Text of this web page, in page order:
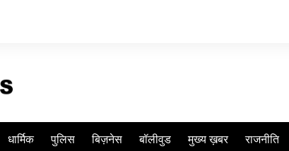
धार्मिक पुलिस बिज़नेस बॉलीवुड मुख्य ख़बर राजनीति